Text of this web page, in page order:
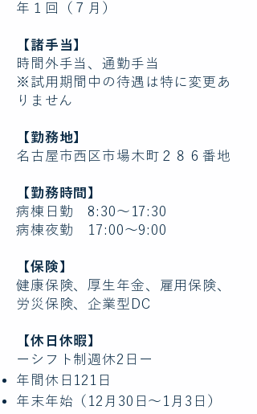
年１回（７月）
【諸手当】
時間外手当、通勤手当
※試用期間中の待遇は特に変更あ
りません
【勤務地】
名古屋市西区市場木町２８６番地
【勤務時間】
病棟日勤 8:30〜17:30
​病棟夜勤 17:00〜9:00
【保険】
健康保険、厚生年金、雇用保険、
労災保険、企業型DC
【休日休暇】
ーシフト制週休2日ー
年間休日121日
年末年始（12月30日～1月3日）